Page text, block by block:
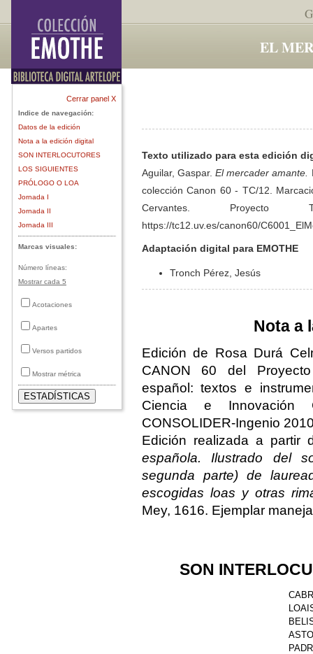
EL
Cerrar panel X
Indice de navegación:
Datos de la edición
Nota a la edición digital
SON INTERLOCUTORES
LOS SIGUIENTES
PRÓLOGO O LOA
Jornada I
Jornada II
Jornada III
Marcas visuales:
Número líneas:
Mostrar cada 5
Acotaciones
Apartes
Versos partidos
Mostrar métrica
Texto utilizado para esta edición
Aguilar, Gaspar. El mercader amante.
colección Canon 60 - TC/12.
Cervantes.
https://tc12.uv.es/canon60/
Adaptación digital para EMOTHE
Tronch Pérez, Jesús
Nota a
Edición de Rosa Durá
CANON 60 del
español: textos e
Ciencia e Innovación
CONSOLIDER-Ingenio
Edición realizada a
española. Ilustrado del
segunda parte) de
escogidas loas y otras
Mey, 1616. Ejemplar
SON